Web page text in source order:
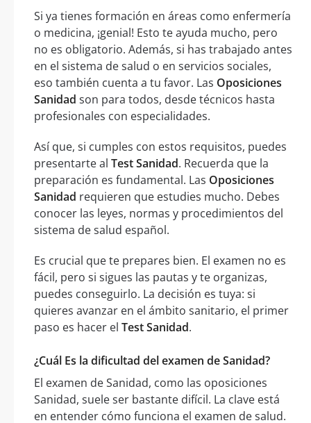
Si ya tienes formación en áreas como enfermería
o medicina, ¡genial! Esto te ayuda mucho, pero
no es obligatorio. Además, si has trabajado antes
en el sistema de salud o en servicios sociales,
eso también cuenta a tu favor. Las Oposiciones
Sanidad son para todos, desde técnicos hasta
profesionales con especialidades.
Así que, si cumples con estos requisitos, puedes
presentarte al Test Sanidad. Recuerda que la
preparación es fundamental. Las Oposiciones
Sanidad requieren que estudies mucho. Debes
conocer las leyes, normas y procedimientos del
sistema de salud español.
Es crucial que te prepares bien. El examen no es
fácil, pero si sigues las pautas y te organizas,
puedes conseguirlo. La decisión es tuya: si
quieres avanzar en el ámbito sanitario, el primer
paso es hacer el Test Sanidad.
¿Cuál Es la dificultad del examen de Sanidad?
El examen de Sanidad, como las oposiciones
Sanidad, suele ser bastante difícil. La clave está
en entender cómo funciona el examen de salud.